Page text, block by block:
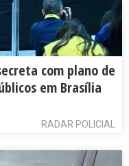
com plano de
em Brasília
RADAR POLICIAL